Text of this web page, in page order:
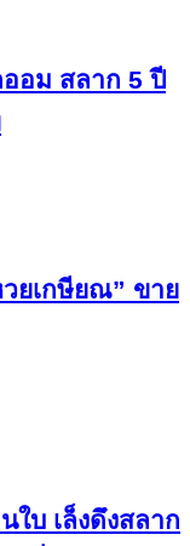
อม สลาก 5 ปี
ยเกษียณ” ขาย
บ เล็งดึงสลาก